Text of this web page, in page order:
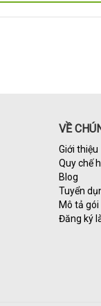
VỀ
Giới thiệu
Quy chế
Blog
Tuyển
Mô tả
Đăng ký